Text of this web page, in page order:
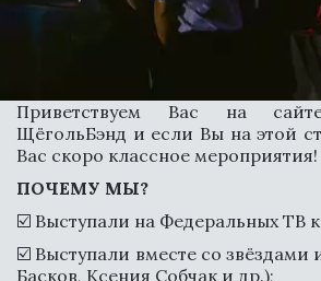
СВЯЗАТЬСЯ
Приветствуем Вас на
ЩёгольБэнд и если Вы на этой
Вас скоро классное мероприятия!
ПОЧЕМУ МЫ?
☑️ Выступали на Федеральных ТВ
☑️ Выступали вместе со звёздами
Басков, Ксения Собчак и др.);